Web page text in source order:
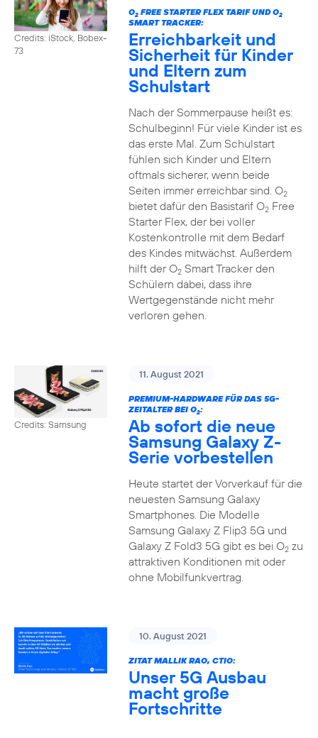
Credits: iStock, Bobex-
73
O2FREE STARTER FLEX TARIF UND O2
SMART TRACKER:
Erreichbarkeit und
Sicherheit für Kinder
und Eltern zum
Schulstart
Nach der Sommerpause heißt es:
Schulbeginn! Für viele Kinder ist es
das erste Mal. Zum Schulstart
fühlen sich Kinder und Eltern
oftmals sicherer, wenn beide
Seiten immer erreichbar sind. O2
bietet dafür den Basistarif O2Free
Starter Flex, der bei voller
Kostenkontrolle mit dem Bedarf
des Kindes mitwächst. Außerdem
hilft der O2Smart Tracker den
Schülern dabei, dass ihre
Wertgegenstände nicht mehr
verloren gehen.
Credits: Samsung
11. August 2021
PREMIUM-HARDWARE FÜR DAS 5G-
ZEITALTER BEI O2:
Ab sofort die neue
Samsung Galaxy Z-
Serie vorbestellen
Heute startet der Vorverkauf für die
neuesten Samsung Galaxy
Smartphones. Die Modelle
Samsung Galaxy Z Flip3 5G und
Galaxy Z Fold3 5G gibt es bei O2zu
attraktiven Konditionen mit oder
ohne Mobilfunkvertrag.
10. August 2021
ZITAT MALLIK RAO, CTIO:
Unser 5G Ausbau
macht große
Fortschritte